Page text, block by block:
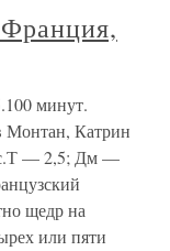
минут.
Монтан, Катрин
— 2,5; Дм —
щедр на
или пяти